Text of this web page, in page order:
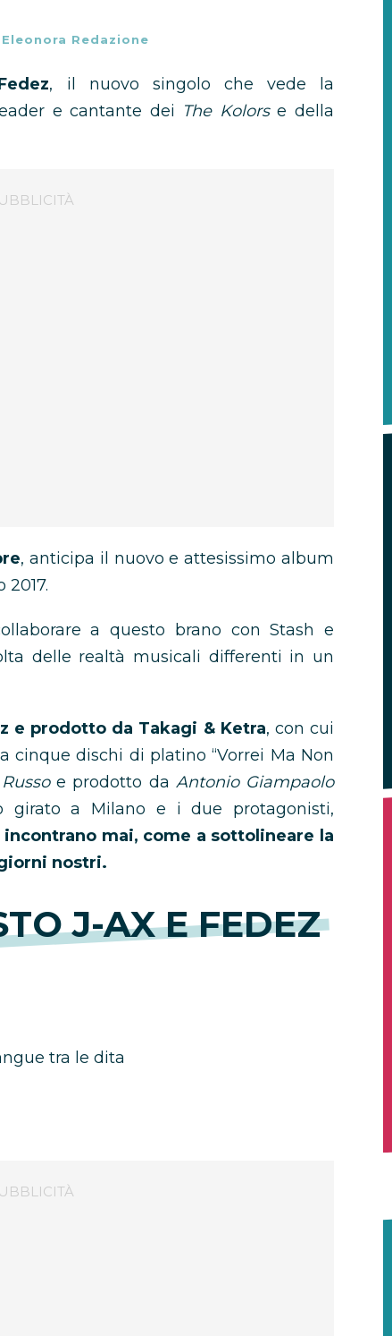
Eleonora Redazione
, il nuovo singolo che vede la
e cantante dei The Kolorse della
, anticipa il nuovo e attesissimo album
a questo brano con Stash e
delle realtà musicali differenti in un
e prodotto da Takagi & Ketra, con cui
cinque dischi di platino “Vorrei Ma Non
e prodotto da Antonio Giampaolo
girato a Milano e i due protagonisti,
incontrano mai, come a sottolineare la
nostri.
J-AX E FEDEZ
tra le dita